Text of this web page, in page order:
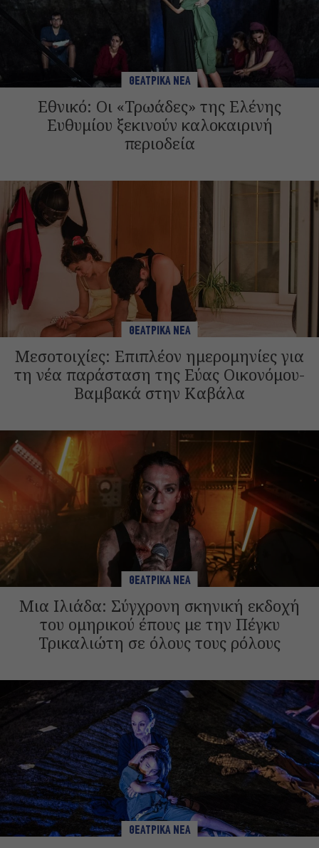
ΘΕΑΤΡΙΚΑ ΝΕΑ
Εθνικό: Οι «Τρωάδες» της Ελένης
Ευθυμίου ξεκινούν καλοκαιρινή
περιοδεία
ΘΕΑΤΡΙΚΑ ΝΕΑ
Μεσοτοιχίες: Επιπλέον ημερομηνίες για
τη νέα παράσταση της Εύας Οικονόμου-
Βαμβακά στην Καβάλα
ΘΕΑΤΡΙΚΑ ΝΕΑ
Μια Ιλιάδα: Σύγχρονη σκηνική εκδοχή
του ομηρικού έπους με την Πέγκυ
Τρικαλιώτη σε όλους τους ρόλους
ΘΕΑΤΡΙΚΑ ΝΕΑ